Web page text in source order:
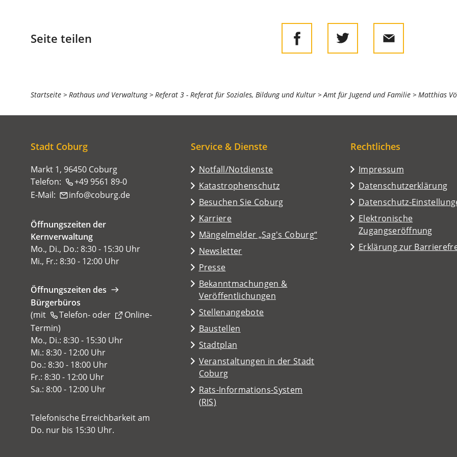
Seite teilen
Sie
befinden
hier:
Startseite Rathaus und Verwaltung Referat 3 - Referat für Soziales, Bildung und Kultur Amt für Jugend und Familie Matthias
Stadt Coburg
Markt 1, 96450 Coburg
Telefon:
+49 9561 89-0
E-Mail:
info coburg de
Öffnungszeiten der
Kernverwaltung
Mo., Di., Do.: 8:30 - 15:30 Uhr
Mi., Fr.: 8:30 - 12:00 Uhr
Öffnungszeiten des
Bürgerbüros
(mit
Telefon- oder
Online-
Termin
(Öffnet
in
einem
neuen
Tab)
)
Mo., Di.: 8:30 - 15:30 Uhr
Mi.: 8:30 - 12:00 Uhr
Do.: 8:30 - 18:00 Uhr
Fr.: 8:30 - 12:00 Uhr
Sa.: 8:00 - 12:00 Uhr
Telefonische Erreichbarkeit am
Do. nur bis 15:30 Uhr.
Service & Dienste
Notfall/Notdienste
Katastrophenschutz
Besuchen Sie Coburg
(Öffnet
in
neuen
Tab)
Karriere
Mängelmelder „Sag's Coburg“
(Öffnet
in
neuen
Tab)
Newsletter
Presse
Bekanntmachungen &
Veröffentlichungen
Stellenangebote
Baustellen
Stadtplan
(Öffnet
in
einem
Tab)
Veranstaltungen in der Stadt
Coburg
(Öffnet
in
einem
neuen
Rats-Informations-System
(RIS)
(Öffnet
Rechtliches
Impressum
Datenschutzerklärung
Datenschutz-
Elektronische
Zugangseröffnung
Erklärung zur